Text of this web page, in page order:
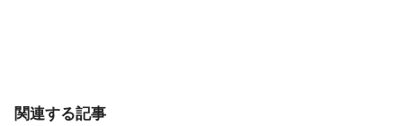
関連する記事